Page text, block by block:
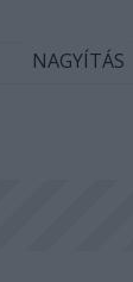
NAGYÍTÁS